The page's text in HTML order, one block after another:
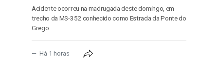
Acidente ocorreu na madrugada deste domingo, em
trecho da MS-352 conhecido como Estrada da Ponte do
Grego
Há 1 horas